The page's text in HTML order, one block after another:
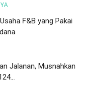
F&B yang Pakai
Jalanan, Musnahkan